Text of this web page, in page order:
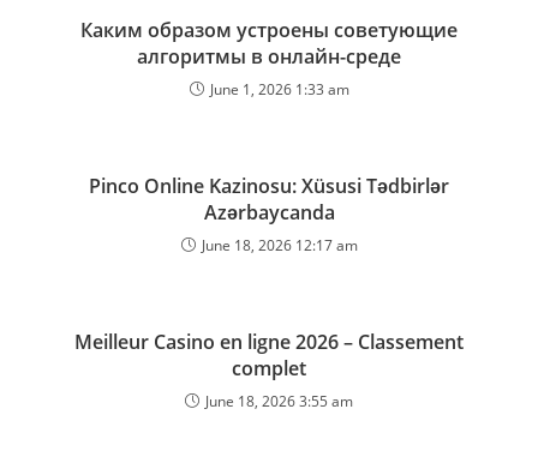
Каким образом устроены советующие
алгоритмы в онлайн-среде
June 1, 2026 1:33 am
Pinco Online Kazinosu: Xüsusi Tədbirlər
Azərbaycanda
June 18, 2026 12:17 am
Meilleur Casino en ligne 2026 – Classement
complet
June 18, 2026 3:55 am